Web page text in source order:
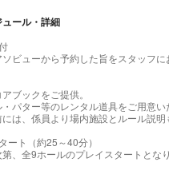
ール・詳細
ビューから予約した旨をスタッフに
ブックをご提供。
パター等のレンタル道具をご用意い
は、係員より場内施設とルール説明
ート（約25～40分）
、全9ホールのプレイスタートとな